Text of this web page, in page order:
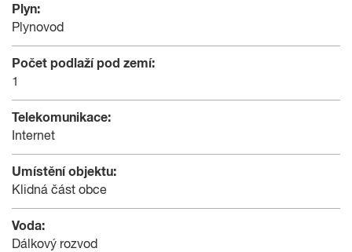
Plyn:
Plynovod
Počet podlaží pod zemí:
1
Telekomunikace:
Internet
Umístění objektu:
Klidná část obce
Voda:
Dálkový rozvod